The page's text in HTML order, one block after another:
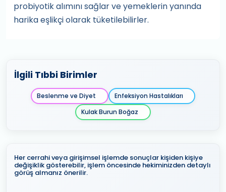
probiyotik alımını sağlar ve yemeklerin yanında
harika eşlikçi olarak tüketilebilirler.
İlgili Tıbbi Birimler
Beslenme ve Diyet
Enfeksiyon Hastalıkları
Kulak Burun Boğaz
Her cerrahi veya girişimsel işlemde sonuçlar kişiden kişiye
değişiklik gösterebilir, işlem öncesinde hekiminizden detaylı
görüş almanız önerilir.